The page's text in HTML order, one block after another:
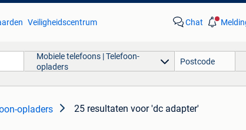
Veiligheidscentrum Chat
Mobiele telefoons | Telefoon-
opladers
opladers 25 resultaten voor 'dc adapter'